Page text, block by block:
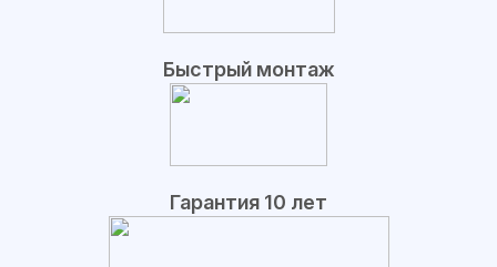
Быстрый монтаж
Гарантия 10 лет